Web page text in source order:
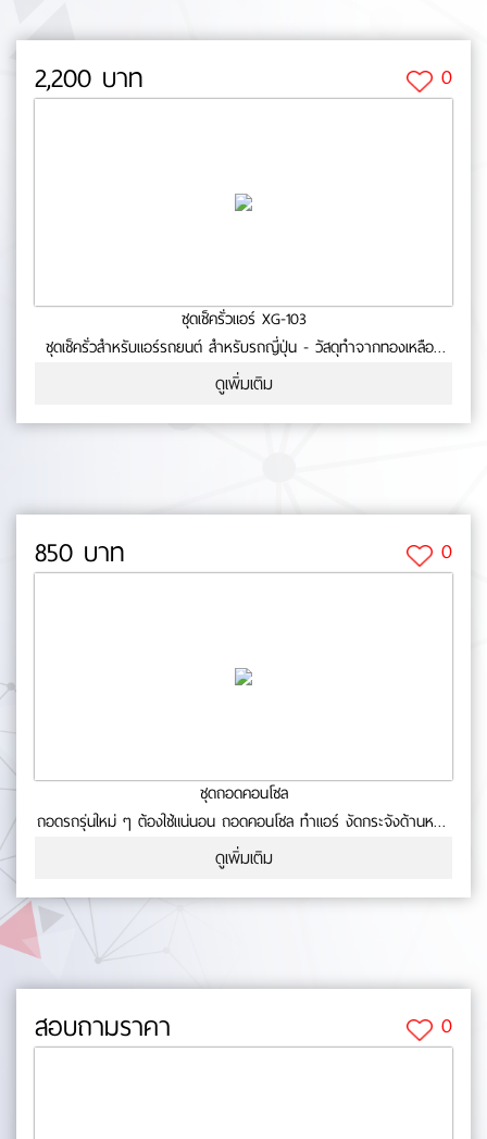
2,200 บาท 0
ชุดเช็ครั่วแอร์ XG-103
ชุดเช็ครั่วสำหรับแอร์รถยนต์ สำหรับรถญี่ปุ่น - วัสดุทำจากทองเหลือง
คุณภาพดี - สำหรับเช็ครั่วระบบแอร์รถยนต์ - เหมาะสำหรับรถญี่ปุ่น
ดูเพิ่มเติม
850 บาท 0
ชุดถอดคอนโซล
ถอดรถรุ่นใหม่ ๆ ต้องใช้แน่นอน ถอดคอนโซล ทำแอร์ งัดกระจังด้านหน้า
มีชุดอุปกรณ์ให้ถึง 19 ชิ้น ทำงานได้เบาใจ หมดปัญหาเมื่อใช้อุปกรณ์งัด
เหมาะสำหรับรถยนต์รุ่นใหม่ ๆ ที่คอนโซลน็อคดาวน์ No.0-71-05
ดูเพิ่มเติม
สอบถามราคา 0